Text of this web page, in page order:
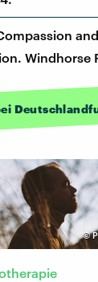
Windhorse
©